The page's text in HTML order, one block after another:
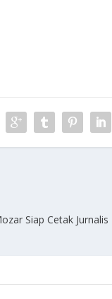
Siap Cetak Jurnalis